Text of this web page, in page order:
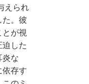
えられ
。彼
とが視
した
な
存す